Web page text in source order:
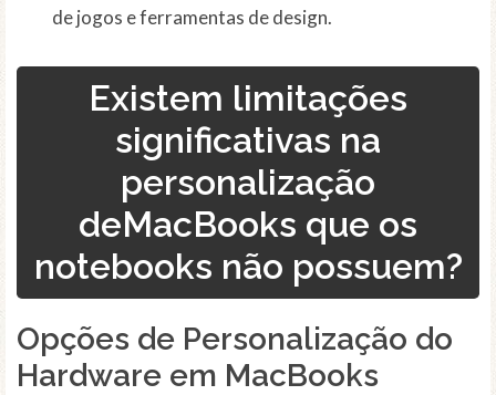
de jogos e ferramentas de design.
Existem limitações
significativas na
personalização
deMacBooks que os
notebooks não possuem?
Opções de Personalização do
Hardware em MacBooks